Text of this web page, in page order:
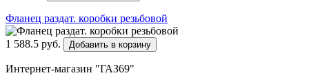
Фланец раздат. коробки резьбовой
1 588.5 руб. Добавить в корзину
Интернет-магазин "ГАЗ69"